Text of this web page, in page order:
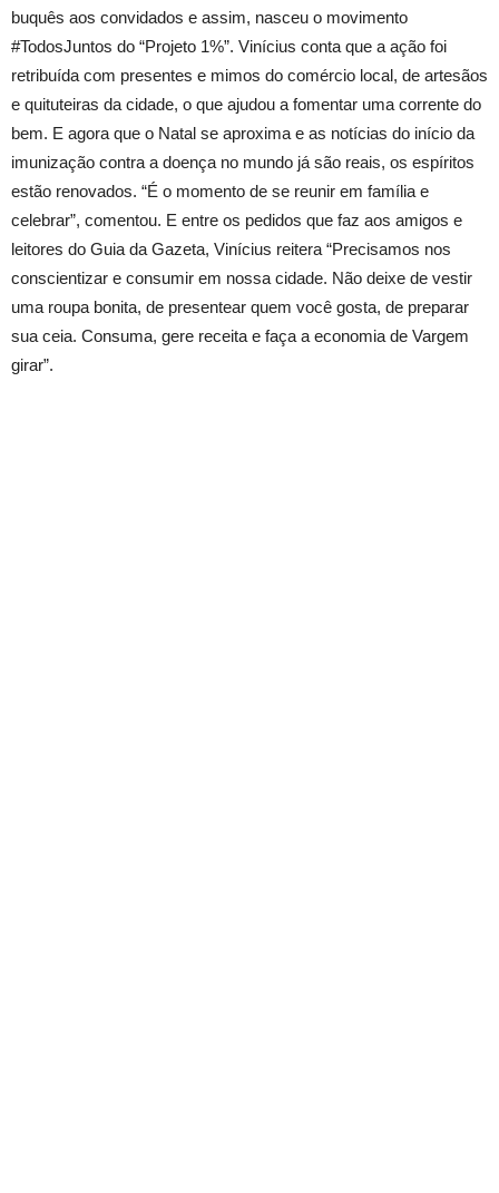
buquês aos convidados e assim, nasceu o movimento
#TodosJuntos do “Projeto 1%”. Vinícius conta que a ação foi
retribuída com presentes e mimos do comércio local, de artesãos
e quituteiras da cidade, o que ajudou a fomentar uma corrente do
bem. E agora que o Natal se aproxima e as notícias do início da
imunização contra a doença no mundo já são reais, os espíritos
estão renovados. “É o momento de se reunir em família e
celebrar”, comentou. E entre os pedidos que faz aos amigos e
leitores do Guia da Gazeta, Vinícius reitera “Precisamos nos
conscientizar e consumir em nossa cidade. Não deixe de vestir
uma roupa bonita, de presentear quem você gosta, de preparar
sua ceia. Consuma, gere receita e faça a economia de Vargem
girar”.